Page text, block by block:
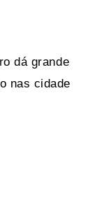
dá grande
nas cidade